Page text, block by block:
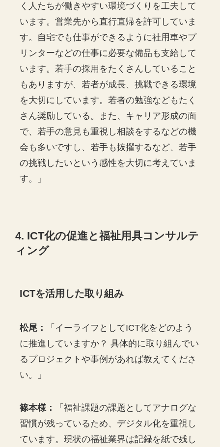
く人たちが働きやすい環境づくりを工夫して
います。営業先から直行直帰を許可していま
す。自宅でも仕事ができるように社用車やプ
リンターなどの仕事に必要な備品も支給して
います。若手の採用をたくさんしていること
もありますが、若者が成長、挑戦できる環境
を大切にしています。若者の勉強などもたく
さん奨励している。また、キャリア形成の面
で、若手の意見も重視し相談をするなどの機
会も多いですし、若手も抜擢するなど、若手
の挑戦したいという感性を大切に考えていま
す。」
4. ICT化の促進と福祉用具コンサルテ
ィング
ICTを活用した取り組み
松尾：
「イーライフとしてICT化をどのよう
に推進していますか？ 具体的に取り組んでい
るプロジェクトや事例があれば教えてくださ
い。」
篠本様：
「福祉課題の課題としてアナログな
習慣が残っているため、デジタル化を重視し
ています。現状の福祉業界は記録を紙で残し